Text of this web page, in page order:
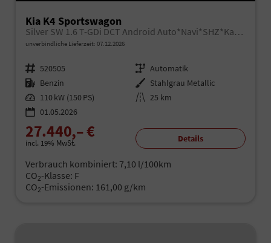
Kia K4 Sportswagon
Silver SW 1.6 T-GDi DCT Android Auto*Navi*SHZ*Kamera*ACC*Keyless*2Z Klimaauto*
unverbindliche Lieferzeit: 07.12.2026
Fahrzeugnr. 520505 Getriebe Automatik
Kraftstoff Benzin Außenfarbe Stahlgrau Metallic
Leistung 110 kW (150 PS) Kilometerstand 25 km
01.05.2026
27.440,– €
incl. 19% MwSt. Details
Verbrauch kombiniert: 7,10 l/100km
CO2-Klasse: F
CO2-Emissionen: 161,00 g/km